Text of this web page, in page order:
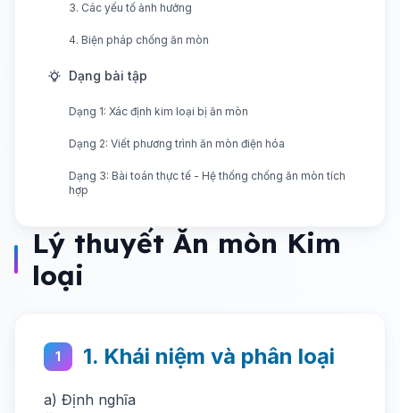
3. Các yếu tố ảnh hưởng
4. Biện pháp chống ăn mòn
Dạng bài tập
Dạng 1: Xác định kim loại bị ăn mòn
Dạng 2: Viết phương trình ăn mòn điện hóa
Dạng 3: Bài toán thực tế - Hệ thống chống ăn mòn tích
hợp
Lý thuyết Ăn mòn Kim
loại
1 1. Khái niệm và phân loại
a) Định nghĩa